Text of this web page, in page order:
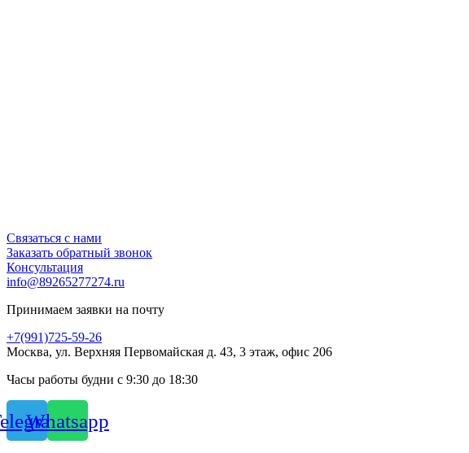
Связаться с нами
Заказать обратный звонок
Консультация
info@89265277274.ru
Принимаем заявки на почту
+7(991)725-59-26
Москва, ул. Верхняя Первомайская д. 43, 3 этаж, офис 206
Часы работы будни с 9:30 до 18:30
Whatsapp